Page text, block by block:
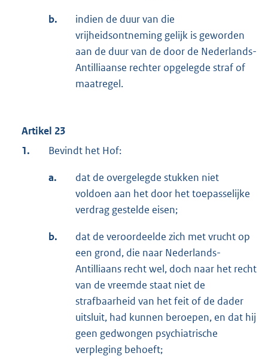
b.
indien de duur van die
vrijheidsontneming gelijk is geworden
aan de duur van de door de Nederlands-
Antilliaanse rechter opgelegde straf of
maatregel.
Artikel 23
1.
Bevindt het Hof:
a.
dat de overgelegde stukken niet
voldoen aan het door het toepasselijke
verdrag gestelde eisen;
b.
dat de veroordeelde zich met vrucht op
een grond, die naar Nederlands-
Antilliaans recht wel, doch naar het recht
van de vreemde staat niet de
strafbaarheid van het feit of de dader
uitsluit, had kunnen beroepen, en dat hij
geen gedwongen psychiatrische
verpleging behoeft;